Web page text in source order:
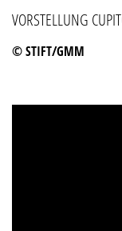
VORSTELLUNG
© STIFT/GMM